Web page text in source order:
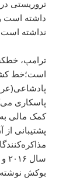
تروریستی
داشته است و
نداشته
ترامپ،
است؛‌خط
پاسکاری
کمک مالی
پشتیبانی
بوکش نوشته